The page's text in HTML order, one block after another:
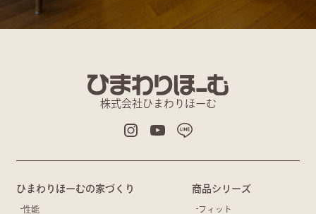
株式会社ひまわりほーむ
ひまわりほーむの家づくり
性能
商品シリーズ
フィット